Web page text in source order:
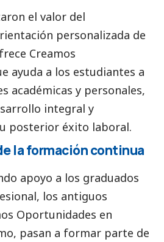
el valor del
personalizada de
Creamos
ayuda a los estudiantes a
académicas y personales,
integral y
posterior éxito laboral.
la formación continua
apoyo a los graduados
los antiguos
Oportunidades en
pasan a formar parte de